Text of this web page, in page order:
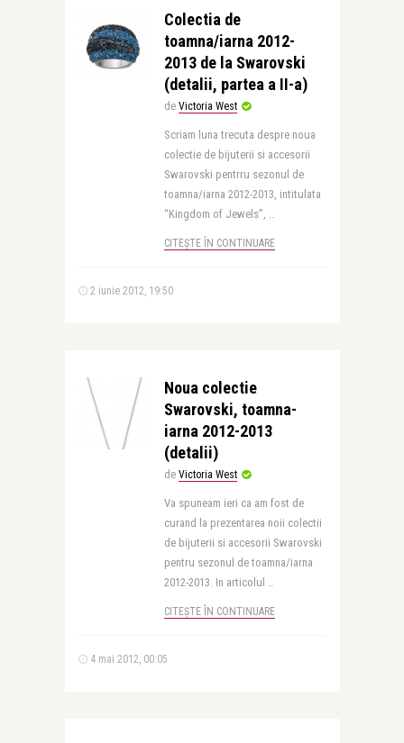
Colectia de
toamna/iarna 2012-
2013 de la Swarovski
(detalii, partea a II-a)
de Victoria West
Scriam luna trecuta despre noua
colectie de bijuterii si accesorii
Swarovski pentrru sezonul de
toamna/iarna 2012-2013, intitulata
“Kingdom of Jewels”, ..
CITEȘTE ÎN CONTINUARE
2 iunie 2012, 19:50
Noua colectie
Swarovski, toamna-
iarna 2012-2013
(detalii)
de Victoria West
Va spuneam ieri ca am fost de
curand la prezentarea noii colectii
de bijuterii si accesorii Swarovski
pentru sezonul de toamna/iarna
2012-2013. In articolul ..
CITEȘTE ÎN CONTINUARE
4 mai 2012, 00:05